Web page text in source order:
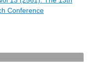
Conference